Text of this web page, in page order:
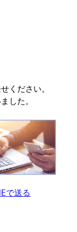
ください。
した。